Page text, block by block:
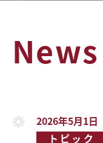
News
2026年5月1日
トピック